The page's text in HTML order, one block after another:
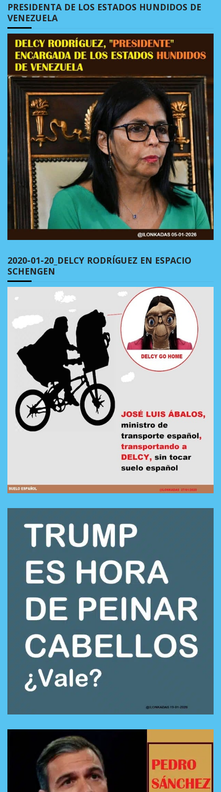
PRESIDENTA DE LOS ESTADOS HUNDIDOS DE
VENEZUELA
2020-01-20_DELCY RODRÍGUEZ EN ESPACIO
SCHENGEN